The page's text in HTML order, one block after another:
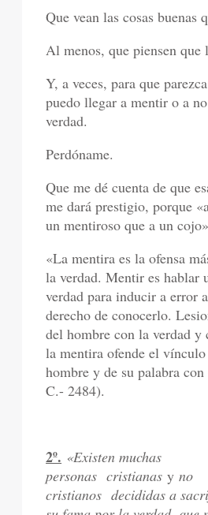
Que vean las cosas buenas
Al menos, que piensen que
Y, a veces, para que
puedo llegar a mentir o a
verdad.
Perdóname.
Que me dé cuenta de que
me dará prestigio, porque
un mentiroso que a un
«La mentira es la ofensa
la verdad. Mentir es hablar
verdad para inducir a error
derecho de conocerlo.
del hombre con la verdad
la mentira ofende el
hombre y de su palabra
C.- 2484).
2º. «Existen muchas
personas cristianasyno
cristianos decididas a